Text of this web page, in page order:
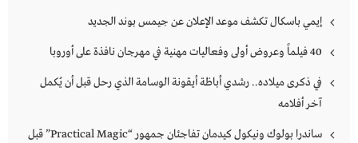
إيمي باسكال تكشف موعد الإعلان عن جيمس بوند الجديد
40 فيلماً وعروض أولى وفعاليات مهنية في مهرجان نافذة على أوروبا
في ذكرى ميلاده.. رشدي أباظة أيقونة الوسامة الذي رحل قبل أن يُكمل
آخر أفلامه
ساندرا بولوك ونيكول كيدمان تفاجئان جمهور “Practical Magic” قبل